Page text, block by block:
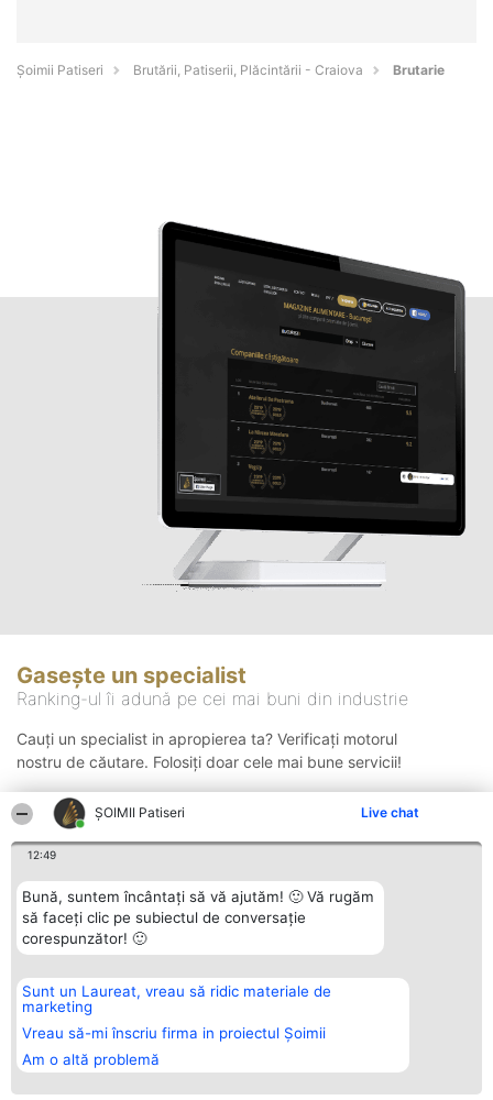
ȘOIMII Patiseri Live chat
12:49
Bună, suntem încântați să vă ajutăm! 🙂 Vă rugăm
să faceți clic pe subiectul de conversație
corespunzător! 🙂
Sunt un Laureat, vreau să ridic materiale de
marketing
Vreau să-mi înscriu firma in proiectul Șoimii
Am o altă problemă
Șoimii Patiseri Brutării, Patiserii, Plăcintării - Craiova Brutarie
Gasește un specialist
Ranking-ul îi adună pe cei mai buni din industrie
Cauți un specialist in apropierea ta? Verificați motorul
nostru de căutare. Folosiți doar cele mai bune servicii!
Organizator Ranking
BRIGHT SOLUTIONS BR SRL
Aleea Timisul De Sus 2 Bl. A30
Sc. A Et. 4 Ap. 13 Cod 061952
București
CUI 36737675
Plebiscyt
Lista Tuturor
Laureaților
Statut
Contact